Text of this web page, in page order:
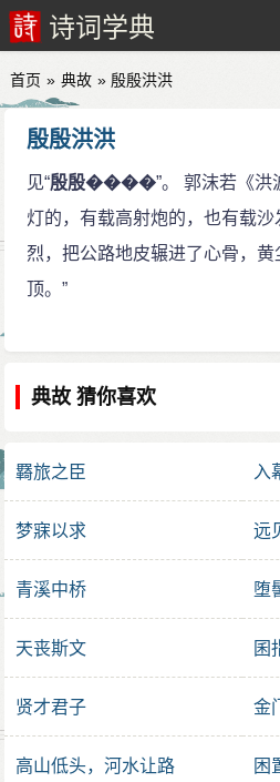
诗词学典
首页 » 典故 » 殷殷洪洪
殷殷洪洪
见“殷殷����”。 郭沫若《洪
灯的，有载高射炮的，也有载
烈，把公路地皮辗进了心骨，
顶。”
典故 猜你喜欢
羇旅之臣 入
梦寐以求 远
青溪中桥 堕
天丧斯文 囷
贤才君子 金
高山低头，河水让路 困